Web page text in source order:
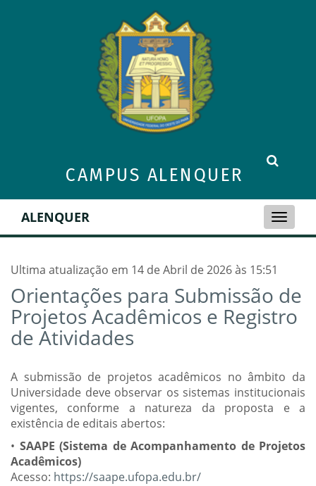
CAMPUS ALENQUER
Toggle
ALENQUER
Ultima atualização em 14 de Abril de 2026 às 15:51
Orientações para Submissão de
Projetos Acadêmicos e Registro
de Atividades
A submissão de projetos acadêmicos no âmbito da
Universidade deve observar os sistemas institucionais
vigentes, conforme a natureza da proposta e a
existência de editais abertos:
• SAAPE (Sistema de Acompanhamento de Projetos
Acadêmicos)
Acesso: https://saape.ufopa.edu.br/